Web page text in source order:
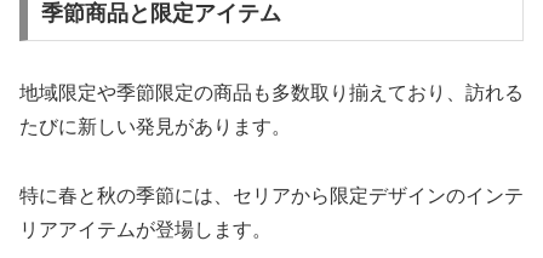
季節商品と限定アイテム
地域限定や季節限定の商品も多数取り揃えており、訪れる
たびに新しい発見があります。
特に春と秋の季節には、セリアから限定デザインのインテ
リアアイテムが登場します。